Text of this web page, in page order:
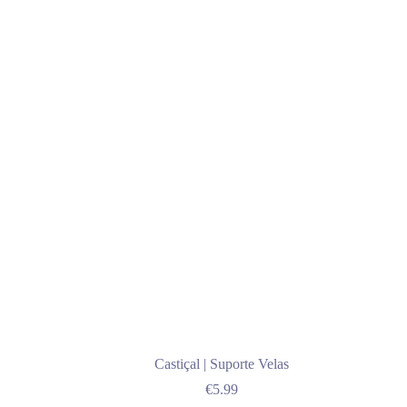
Castiçal | Suporte Velas
€5.99